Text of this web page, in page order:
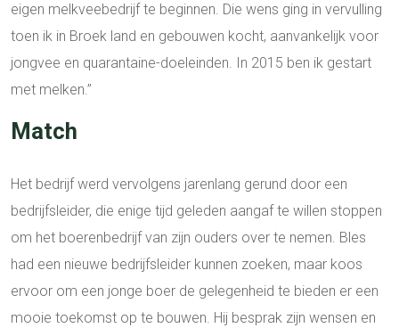
eigen melkveebedrijf te beginnen. Die wens ging in vervulling
toen ik in Broek land en gebouwen kocht, aanvankelijk voor
jongvee en quarantaine-doeleinden. In 2015 ben ik gestart
met melken.’’
Match
Het bedrijf werd vervolgens jarenlang gerund door een
bedrijfsleider, die enige tijd geleden aangaf te willen stoppen
om het boerenbedrijf van zijn ouders over te nemen. Bles
had een nieuwe bedrijfsleider kunnen zoeken, maar koos
ervoor om een jonge boer de gelegenheid te bieden er een
mooie toekomst op te bouwen. Hij besprak zijn wensen en